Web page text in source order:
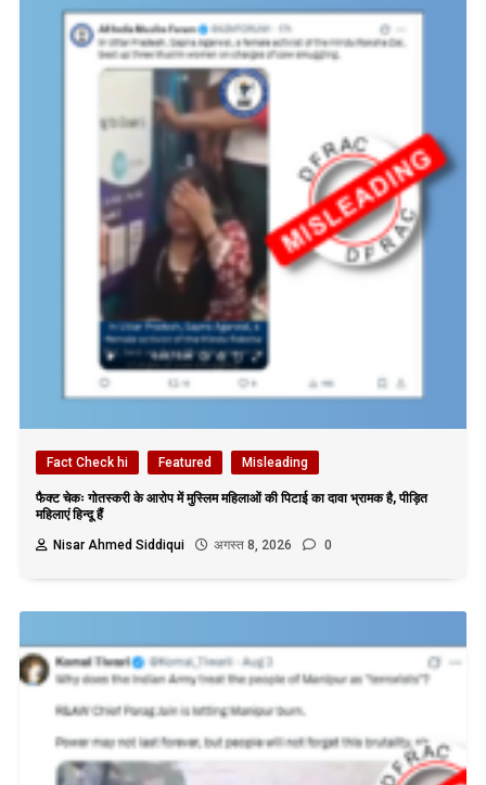
Fact Check hi Featured Misleading
फैक्ट चेकः गोतस्करी के आरोप में मुस्लिम महिलाओं की पिटाई का दावा भ्रामक है, पीड़ित
महिलाएं हिन्दू हैं
Nisar Ahmed Siddiqui
अगस्त 8, 2026 0